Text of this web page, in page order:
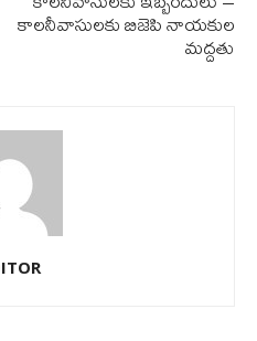
కాలనీవాసులకు బిజెపి నాయకుల
మద్దతు